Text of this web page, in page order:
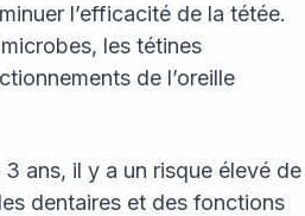
l’efficacité de la tétée.
les tétines
de l’oreille
ans, il y a un risque élevé de
dentaires et des fonctions